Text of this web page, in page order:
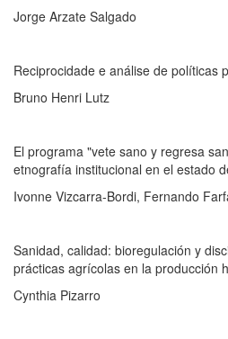
Jorge Arzate Salgado
Reciprocidade e análise de políticas
Bruno Henri Lutz
El programa "vete sano y regresa
etnografía institucional en el estado
Ivonne Vizcarra-Bordi, Fernando
Sanidad, calidad: bioregulación y
prácticas agrícolas en la producción
Cynthia Pizarro